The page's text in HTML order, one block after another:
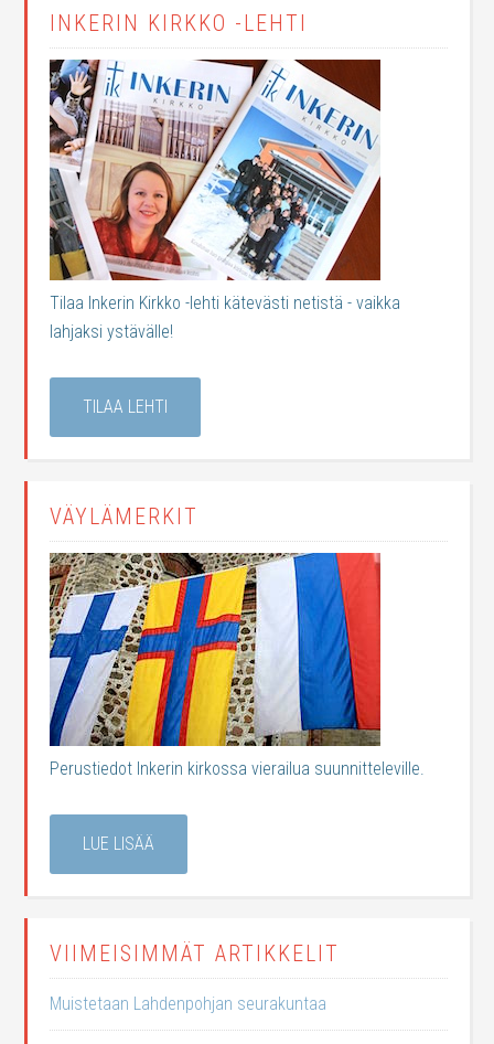
INKERIN KIRKKO -LEHTI
Tilaa Inkerin Kirkko -lehti kätevästi netistä - vaikka
lahjaksi ystävälle!
TILAA LEHTI
VÄYLÄMERKIT
Perustiedot Inkerin kirkossa vierailua suunnitteleville.
LUE LISÄÄ
VIIMEISIMMÄT ARTIKKELIT
Muistetaan Lahdenpohjan seurakuntaa